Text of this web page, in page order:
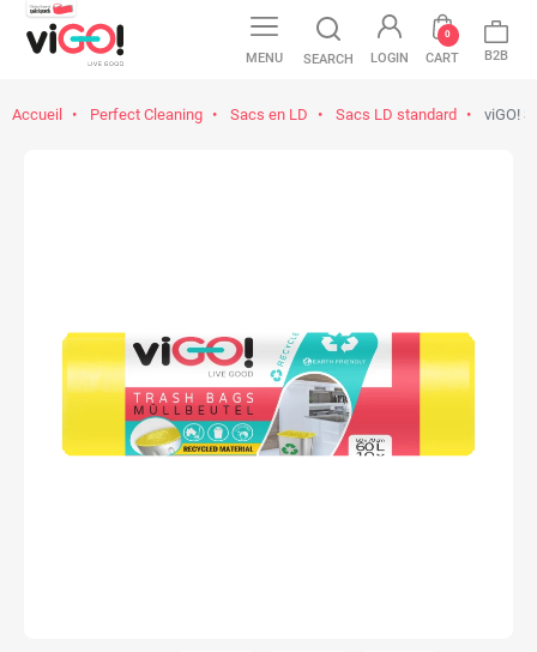
MENU SEARCH LOGIN CART
0
B2B
Accueil Perfect Cleaning Sacs en LD Sacs LD standard viGO!